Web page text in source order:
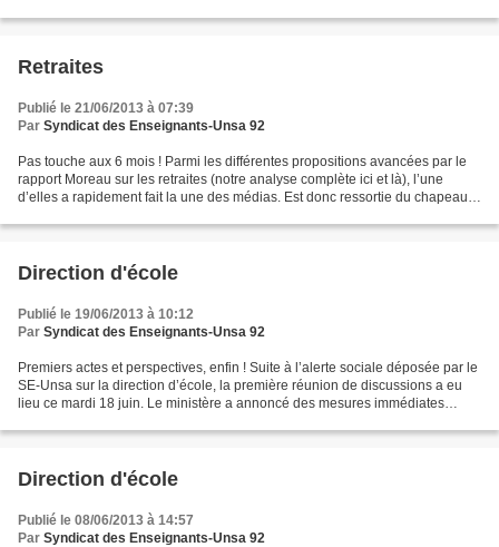
Retraites
Publié le 21/06/2013 à 07:39
Par Syndicat des Enseignants-Unsa 92
Pas touche aux 6 mois ! Parmi les différentes propositions avancées par le
rapport Moreau sur les retraites (notre analyse complète ici et là), l’une
d’elles a rapidement fait la une des médias. Est donc ressortie du chapeau
Direction d'école
Publié le 19/06/2013 à 10:12
Par Syndicat des Enseignants-Unsa 92
Premiers actes et perspectives, enfin ! Suite à l’alerte sociale déposée par le
SE-Unsa sur la direction d’école, la première réunion de discussions a eu
lieu ce mardi 18 juin. Le ministère a annoncé des mesures immédiates
Direction d'école
Publié le 08/06/2013 à 14:57
Par Syndicat des Enseignants-Unsa 92